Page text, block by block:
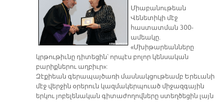
Միաբանութեան
Վենետիկի մէջ
հաստատման 300-
ամեակը.
«Մխիթարեանները
կրթութիւնը դիտեցին՝ որպէս բոլոր կենսական
բարիքներու աղբիւր»:
Զէքիեան գերապայծառի մասնակցութեամբ Երեւանի
մէջ վերջին օրերուն կազմակերպուած միջազգային
երկու յոբելենական գիտաժողովները ստեղծեցին լայն